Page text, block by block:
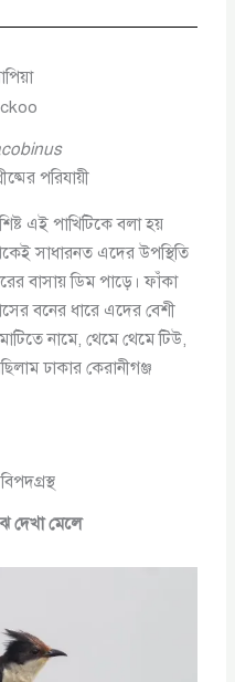
পরিযায়ী
এই পাখিটিকে বলা হয়
সাধারনত এদের উপস্থিতি
বাসায় ডিম পাড়ে। ফাঁকা
বনের ধারে এদের বেশী
নামে, থেমে থেমে টিউ,
ঢাকার কেরানীগঞ্জ
দেখা মেলে